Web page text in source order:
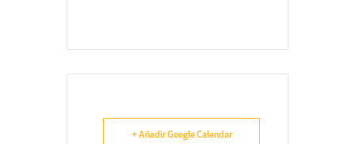
+ Añadir Google Calendar